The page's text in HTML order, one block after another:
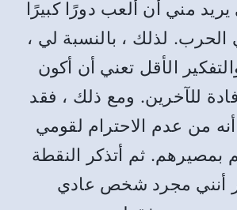
مني أن ألعب دورًا كبيرًا
الحرب. لذلك ، بالنسبة لي ،
الأقل تعني أن أكون
للآخرين. ومع ذلك ، فقد
أنه من عدم الاحترام لقومي
بمصيرهم. ثم أتذكر النقطة
أنني مجرد شخص عادي